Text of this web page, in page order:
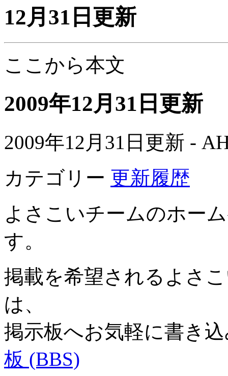
12月31日更新
ここから本文
2009年12月31日更新
2009年12月31日更新 -
カテゴリー 更新履歴
よさこいチームのホー
す。
掲載を希望されるよさ
は、
掲示板へお気軽に書き
板 (BBS)